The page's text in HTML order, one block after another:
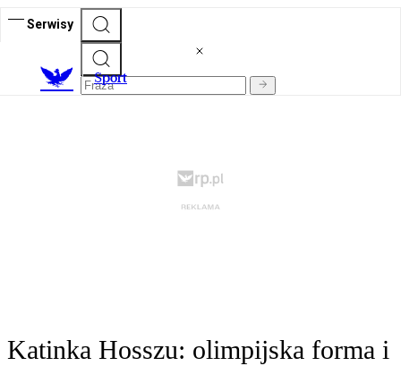
Serwisy
Sport
Katinka Hosszu: olimpijska forma i